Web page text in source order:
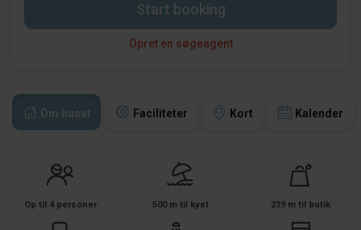
Om huset Faciliteter Kort Kalender
Op til 4 personer 500 m til kyst 239 m til butik
Start booking
Opret en søgeagent